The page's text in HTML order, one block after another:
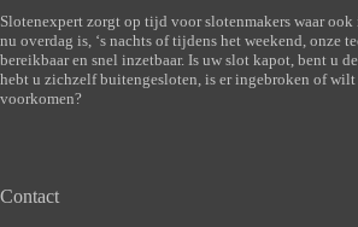
Slotenexpert zorgt op tijd voor slotenmakers waar
nu overdag is, ‘s nachts of tijdens het weekend, onze
bereikbaar en snel inzetbaar. Is uw slot kapot, bent u
hebt u zichzelf buitengesloten, is er ingebroken of
voorkomen?
Contact